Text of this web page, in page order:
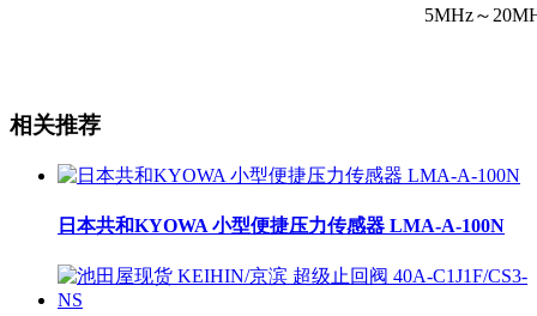
5MHz～
相关推荐
日本共和KYOWA 小型便捷压力传感器 LMA-A-100N